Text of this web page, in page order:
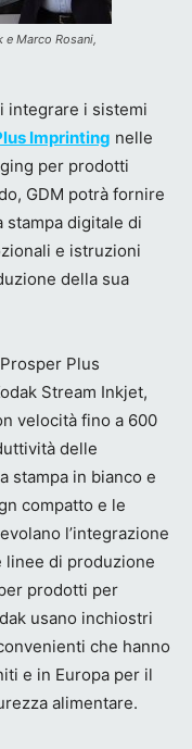
Marco Rosani,
integrare i sistemi
Imprinting nelle
per prodotti
GDM potrà fornire
digitale di
e istruzioni
della sua
Plus
Stream Inkjet,
velocità fino a 600
delle
stampa in bianco e
compatto e le
l’integrazione
di produzione
prodotti per
usano inchiostri
che hanno
e in Europa per il
alimentare.